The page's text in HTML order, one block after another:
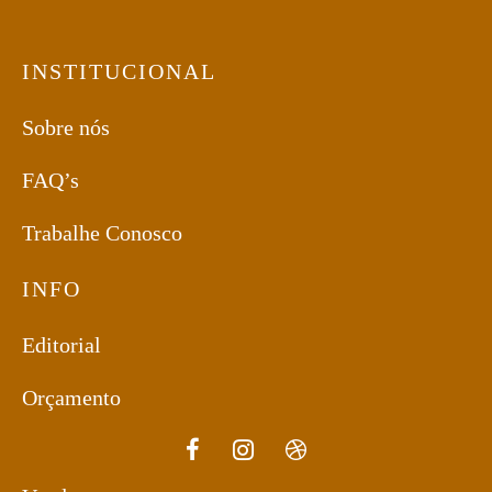
INSTITUCIONAL
Sobre nós
FAQ’s
Trabalhe Conosco
INFO
Editorial
Orçamento